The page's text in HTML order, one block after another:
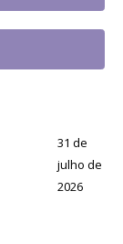
31 de
julho de
2026